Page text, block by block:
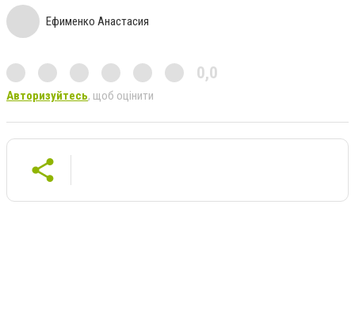
Ефименко Анастасия
0,0
Авторизуйтесь, щоб оцінити